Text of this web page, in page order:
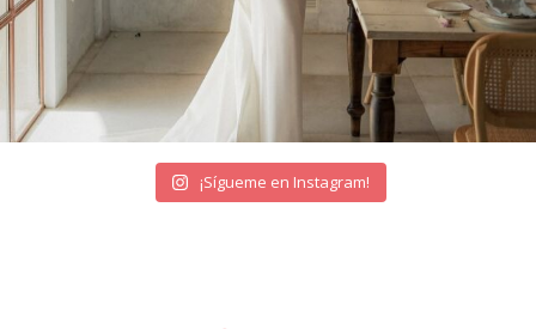
¡Sígueme en Instagram!